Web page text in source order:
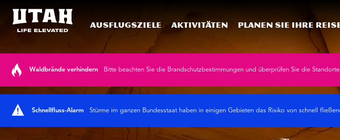
Ausflugsziele Aktivitäten Planen Sie Ihre
Waldbrände verhindern Bitte beachten Sie die Brandschutzbestimmungen und überprüfen Sie die
Schnellfluss-Alarm Stürme im ganzen Bundesstaat haben in einigen Gebieten das Risiko von schnell